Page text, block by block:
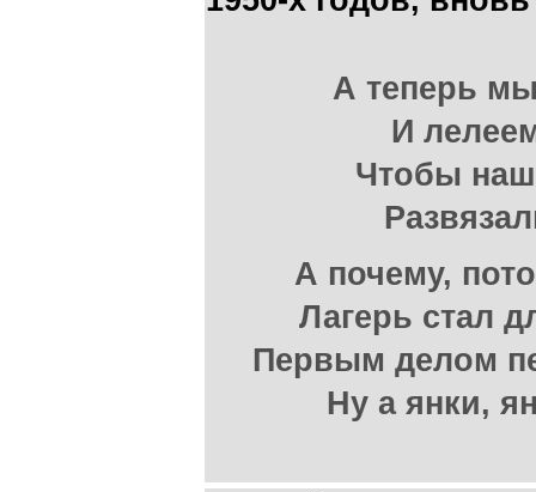
А теперь
И
Чтобы
А почему,
Лагерь стал
Первым делом
Ну а янки,